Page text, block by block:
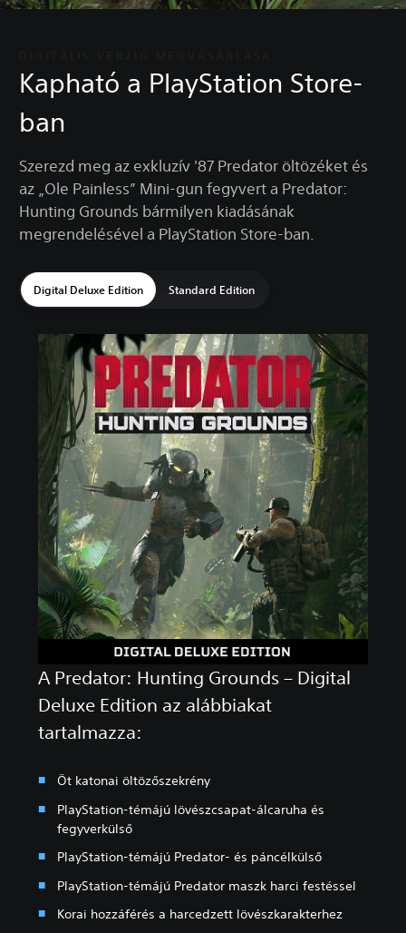
Kapható a PlayStation Store-
ban
Szerezd meg az exkluzív '87 Predator öltözéket és
az „Ole Painless” Mini-gun fegyvert a Predator:
Hunting Grounds bármilyen kiadásának
megrendelésével a PlayStation Store-ban.
Digital Deluxe Edition Standard Edition
A Predator: Hunting Grounds – Digital
Deluxe Edition az alábbiakat
tartalmazza:
Öt katonai öltözőszekrény
PlayStation-témájú lövészcsapat-álcaruha és
fegyverkülső
PlayStation-témájú Predator- és páncélkülső
PlayStation-témájú Predator maszk harci festéssel
Korai hozzáférés a harcedzett lövészkarakterhez